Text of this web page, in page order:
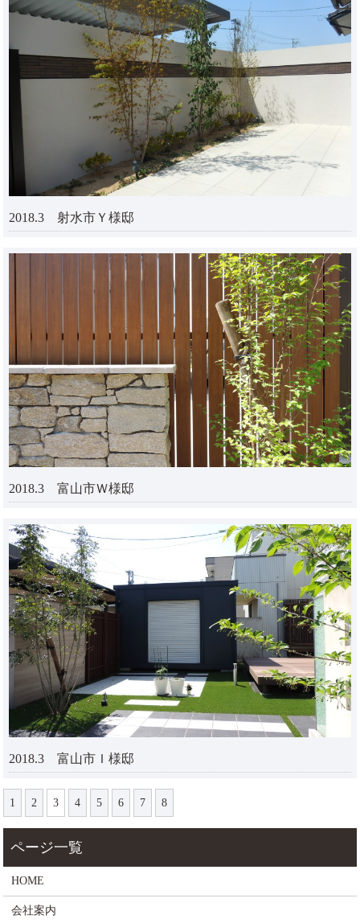
2018.3 射水市Ｙ様邸
2018.3 富山市Ｗ様邸
2018.3 富山市Ｉ様邸
1 2 3 4 5 6 7 8
HOME
会社案内